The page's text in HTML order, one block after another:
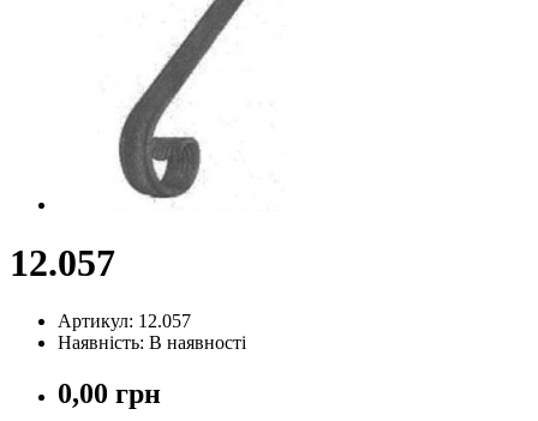
12.057
Артикул: 12.057
Наявність: В наявності
0,00 грн